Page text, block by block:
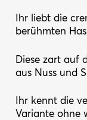
Ihr liebt die
berühmten
Diese zart auf
aus Nuss und
Ihr kennt die
Variante ohne